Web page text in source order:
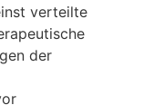
verteilte
der